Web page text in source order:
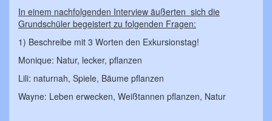
In einem nachfolgenden Interview äußerten sich die
Grundschüler begeistert zu folgenden Fragen:
1) Beschreibe mit 3 Worten den Exkursionstag!
Monique: Natur, lecker, pflanzen
Lili: naturnah, Spiele, Bäume pflanzen
Wayne: Leben erwecken, Weißtannen pflanzen, Natur